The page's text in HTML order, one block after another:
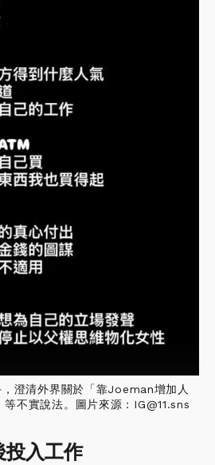
澄清外界關於「靠Joeman增加人
不實說法。圖片來源：IG@11.sns
投入工作